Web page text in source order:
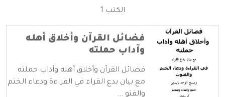
الكتب 1
فضائل القرآن وأخلاق أهله
وآداب حملته
فضائل القرآن وأخلاق أهله وآداب حملته
مع بيان بدع القراء في القراءة ودعاء الختم
والقنو ...